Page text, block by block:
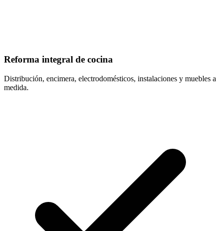
Reforma integral de cocina
Distribución, encimera, electrodomésticos, instalaciones y muebles a
medida.